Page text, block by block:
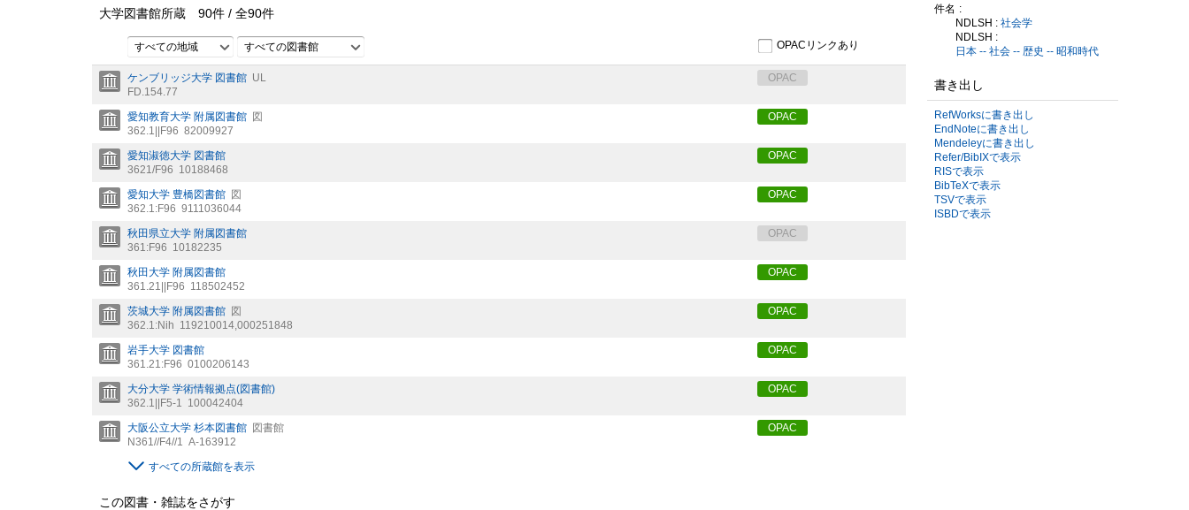
大学図書館所蔵 90件 / 全90件
すべての地域 すべての図書館 OPACリンクあり
ケンブリッジ大学 図書館 UL
FD.154.77
OPAC
愛知教育大学 附属図書館 図
362.1||F96 82009927
OPAC
愛知淑徳大学 図書館
3621/F96 10188468
OPAC
愛知大学 豊橋図書館 図
362.1:F96 9111036044
OPAC
秋田県立大学 附属図書館
361:F96 10182235
OPAC
秋田大学 附属図書館
361.21||F96 118502452
OPAC
茨城大学 附属図書館 図
362.1:Nih 119210014,000251848
OPAC
岩手大学 図書館
361.21:F96 0100206143
OPAC
大分大学 学術情報拠点(図書館)
362.1||F5-1
100042404
OPAC
大阪公立大学 杉本図書館 図書館
N361//F4//1
A-163912
OPAC
すべての所蔵館を表示
この図書・雑誌をさがす
件名
NDLSH : 社会学
NDLSH :
日本 -- 社会 -- 歴史 -- 昭和時代
書き出し
RefWorksに書き出し
EndNoteに書き出し
Mendeleyに書き出し
Refer/BibIXで表示
RISで表示
BibTeXで表示
TSVで表示
ISBDで表示